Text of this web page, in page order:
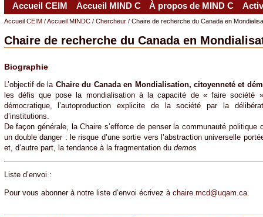
Accueil CEIM Accueil MIND C À propos de MIND C
Accueil CEIM/Accueil MINDC/ Chercheur/ Chaire de recherche du Canada en
Chaire de recherche du Canada en
Biographie
L’objectif de la Chaire du Canada en Mondialisation, citoyenneté et
les défis que pose la mondialisation à la capacité de « faire société
démocratique, l’autoproduction explicite de la société par la
d’institutions.
De façon générale, la Chaire s’efforce de penser la communauté politique
un double danger : le risque d’une sortie vers l’abstraction universelle
et, d’autre part, la tendance à la fragmentation du demos
Liste d’envoi :
Pour vous abonner à notre liste d’envoi écrivez à chaire.mcd@uqam.ca.